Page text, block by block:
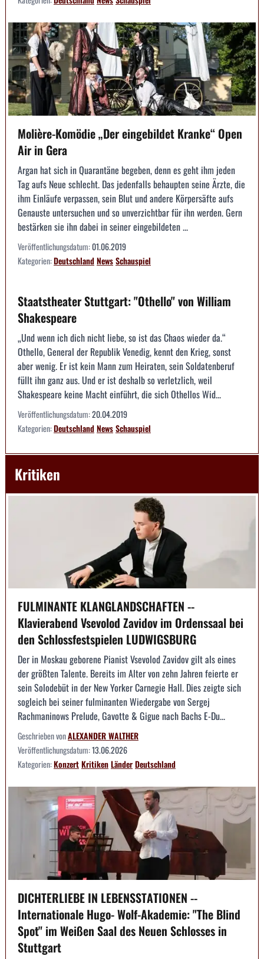
Molière-Komödie „Der eingebildet Kranke“ Open
Air in Gera
Argan hat sich in Quarantäne begeben, denn es geht ihm jeden
Tag aufs Neue schlecht. Das jedenfalls behaupten seine Ärzte, die
ihm Einläufe verpassen, sein Blut und andere Körpersäfte aufs
Genauste untersuchen und so unverzichtbar für ihn werden. Gern
bestärken sie ihn dabei in seiner eingebildeten ...
Veröffentlichungsdatum:01.06.2019
Kategorien:DeutschlandNewsSchauspiel
Staatstheater Stuttgart: "Othello" von William
Shakespeare
„Und wenn ich dich nicht liebe, so ist das Chaos wieder da.“
Othello, General der Republik Venedig, kennt den Krieg, sonst
aber wenig. Er ist kein Mann zum Heiraten, sein Soldatenberuf
füllt ihn ganz aus. Und er ist deshalb so verletzlich, weil
Shakespeare keine Macht einführt, die sich Othellos Wid...
Veröffentlichungsdatum:20.04.2019
Kategorien:DeutschlandNewsSchauspiel
Kritiken
FULMINANTE KLANGLANDSCHAFTEN --
Klavierabend Vsevolod Zavidov im Ordenssaal bei
den Schlossfestspielen LUDWIGSBURG
Der in Moskau geborene Pianist Vsevolod Zavidov gilt als eines
der größten Talente. Bereits im Alter von zehn Jahren feierte er
sein Solodebüt in der New Yorker Carnegie Hall. Dies zeigte sich
sogleich bei seiner fulminanten Wiedergabe von Sergej
Rachmaninows Prelude, Gavotte & Gigue nach Bachs E-Du...
Geschrieben vonALEXANDER WALTHER
Veröffentlichungsdatum:13.06.2026
Kategorien:KonzertKritikenLänderDeutschland
DICHTERLIEBE IN LEBENSSTATIONEN --
Internationale Hugo- Wolf-Akademie: "The Blind
Spot" im Weißen Saal des Neuen Schlosses in
Stuttgart